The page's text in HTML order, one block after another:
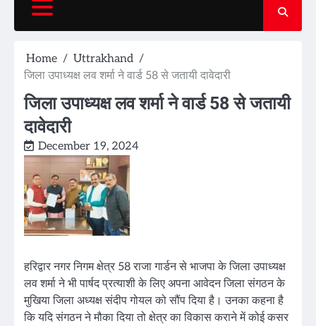
Home
Uttrakhand
जिला उपाध्यक्ष लव शर्मा ने वार्ड 58 से जतायी दावेदारी
जिला उपाध्यक्ष लव शर्मा ने वार्ड 58 से जतायी
दावेदारी
December 19, 2024
हरिद्वार नगर निगम क्षेत्र 58 राजा गार्डन से भाजपा के जिला उपाध्यक्ष
लव शर्मा ने भी पार्षद प्रत्याशी के लिए अपना आवेदन जिला संगठन के
मुखिया जिला अध्यक्ष संदीप गोयल को सौंप दिया है। उनका कहना है
कि यदि संगठन ने मौका दिया तो क्षेत्र का विकास कराने में कोई कसर